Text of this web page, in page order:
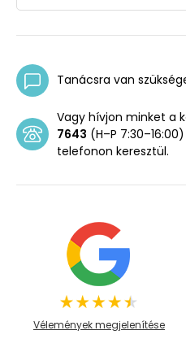
Tanácsra van
Vagy hívjon minket a
7643 (H–P
telefonon keresztül.
Vélemények megjelenítése